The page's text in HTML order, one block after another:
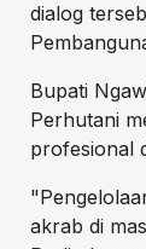
dialog
Bupati
Perhutani
profesional
akrab di